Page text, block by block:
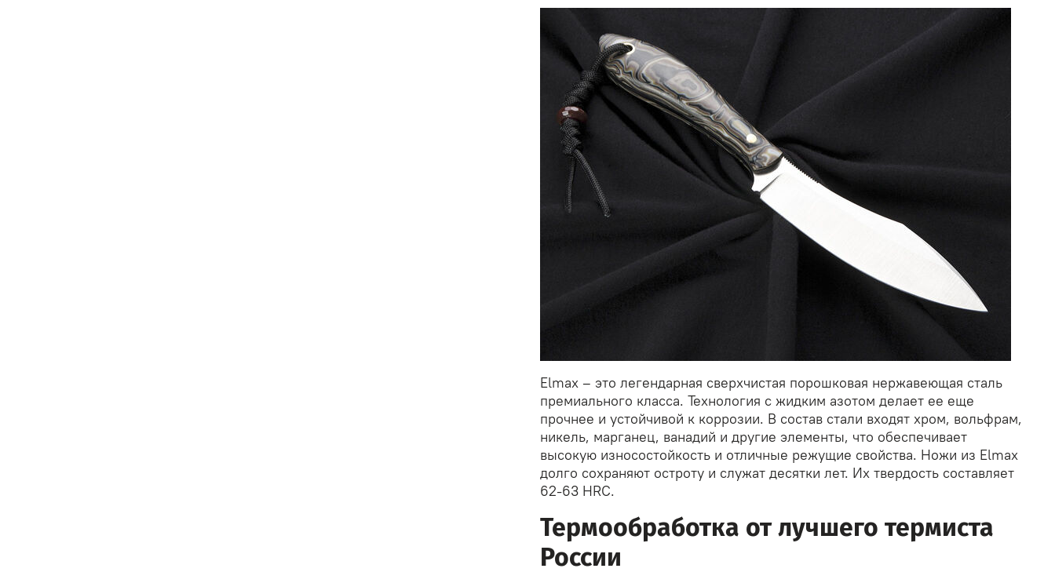
Elmax – это легендарная сверхчистая порошковая нержавеющая сталь
премиального класса. Технология с жидким азотом делает ее еще
прочнее и устойчивой к коррозии. В состав стали входят хром, вольфрам,
никель, марганец, ванадий и другие элементы, что обеспечивает
высокую износостойкость и отличные режущие свойства. Ножи из Elmax
долго сохраняют остроту и служат десятки лет. Их твердость составляет
62-63 HRC.
Термообработка от лучшего термиста
России